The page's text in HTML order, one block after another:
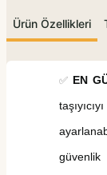
Ürün Özellikleri
✅ EN